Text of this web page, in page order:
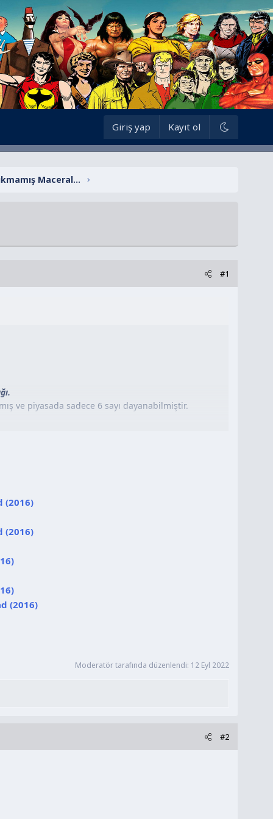
Giriş yap Kayıt ol
Teks Ceylan Yayınları Çıkmamış Maceralar
#1
ve piyasada sadece 6 sayı dayanabilmiştir.
(2016)
(2016)
(2016)
Moderatör tarafında düzenlendi: 12 Eyl 2022
#2